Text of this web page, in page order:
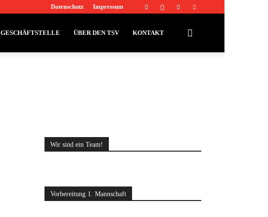
Datenschutz Impressum
GESCHÄFTSTELLE ÜBER DEN TSV KONTAKT
Wir sind ein Team!
Vorbereitung 1. Mannschaft